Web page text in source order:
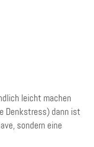
leicht machen
Denkstress) dann ist
sondern eine